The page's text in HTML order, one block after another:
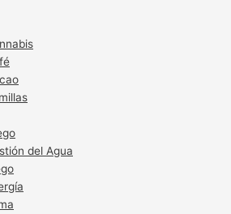
del Agua